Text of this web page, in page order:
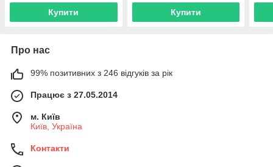
Купити Купити
Про нас
99% позитивних з 246 відгуків за рік
Працює з 27.05.2014
м. Київ
Київ, Україна
Контакти